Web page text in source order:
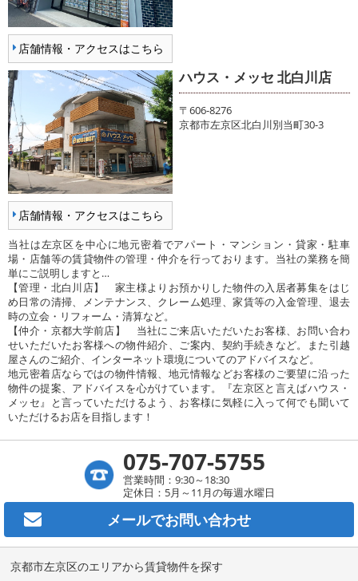
店舗情報・アクセスはこちら
店舗情報・アクセスはこちら
ハウス・メッセ 北白川店
〒606-8276
京都市左京区北白川別当町30-3
当社は左京区を中心に地元密着でアパート・マンション・貸家・駐車
場・店舗等の賃貸物件の管理・仲介を行っております。当社の業務を簡
単にご説明しますと…
【管理・北白川店】 家主様よりお預かりした物件の入居者募集をはじ
め日常の清掃、メンテナンス、クレーム処理、家賃等の入金管理、退去
時の立会・リフォーム・清算など。
【仲介・京都大学前店】 当社にご来店いただいたお客様、お問い合わ
せいただいたお客様への物件紹介、ご案内、契約手続きなど。また引越
屋さんのご紹介、インターネット環境についてのアドバイスなど。
地元密着店ならではの物件情報、地元情報などお客様のご要望に沿った
物件の提案、アドバイスを心がけています。『左京区と言えばハウス・
メッセ』と言っていただけるよう、お客様に気軽に入って何でも聞いて
いただけるお店を目指します！
075-707-5755
営業時間：9:30～18:30
定休日：5月～11月の毎週水曜日
メールでお問い合わせ
京都市左京区のエリアから賃貸物件を探す